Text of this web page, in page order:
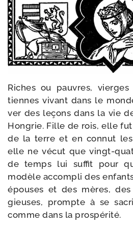
Riches ou pauvres,
tiennes vivant dans le
ver des leçons dans la vie
Hongrie. Fille de rois, elle
de la terre et en connut
elle ne vécut que vingt-​
de temps lui suf­fit pour
modèle accom­pli des
épouses et des mères,
gieuses, prompte à se
comme dans la prospérité.